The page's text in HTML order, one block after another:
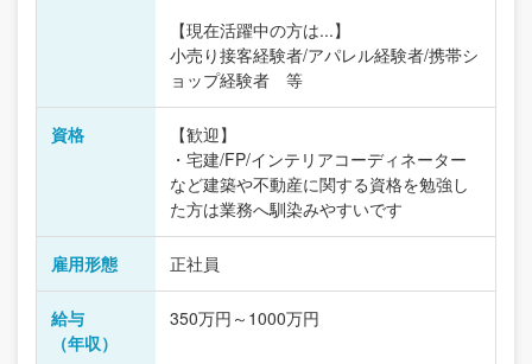
【現在活躍中の方は...】
小売り接客経験者/アパレル経験者/携帯シ
ョップ経験者 等
資格
【歓迎】
・宅建/FP/インテリアコーディネーター
など建築や不動産に関する資格を勉強し
た方は業務へ馴染みやすいです
雇用形態 正社員
給与
（年収）
350万円～1000万円